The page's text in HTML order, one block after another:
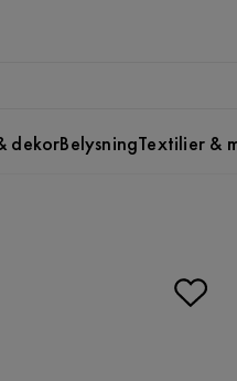
dekorBelysningTextilier &